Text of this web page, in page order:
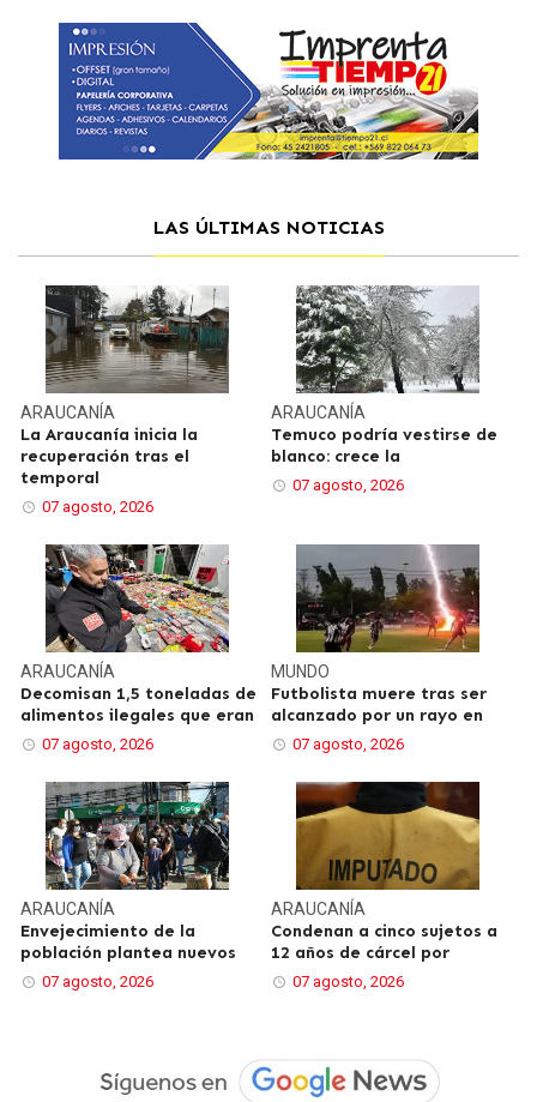
LAS ÚLTIMAS NOTICIAS
ARAUCANÍA
La Araucanía inicia la
recuperación tras el
temporal
07 agosto, 2026
ARAUCANÍA
Temuco podría vestirse de
blanco: crece la
07 agosto, 2026
ARAUCANÍA
Decomisan 1,5 toneladas de
alimentos ilegales que eran
07 agosto, 2026
MUNDO
Futbolista muere tras ser
alcanzado por un rayo en
07 agosto, 2026
ARAUCANÍA
Envejecimiento de la
población plantea nuevos
07 agosto, 2026
ARAUCANÍA
Condenan a cinco sujetos a
12 años de cárcel por
07 agosto, 2026